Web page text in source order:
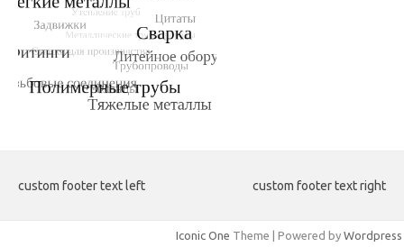
custom footer text left custom footer text right
Iconic One Theme | Powered by Wordpress